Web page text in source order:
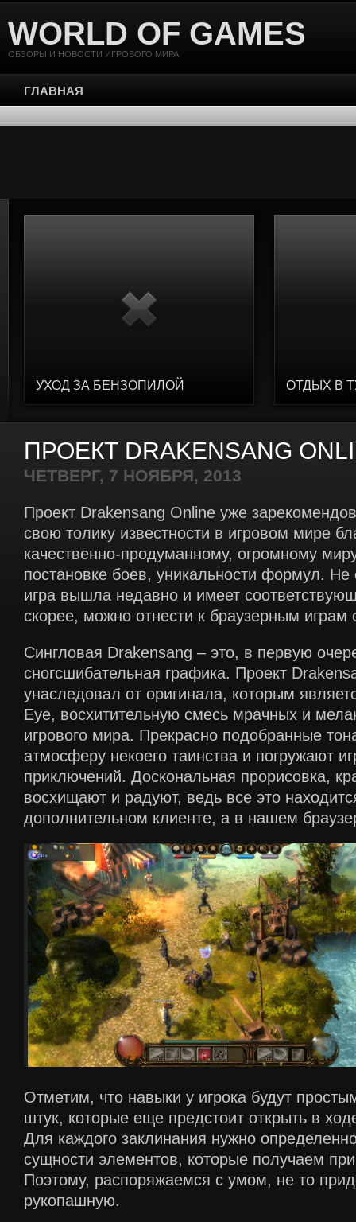
WORLD OF GAMES
ОБЗОРЫ И НОВОСТИ ИГРОВОГО МИРА
ГЛАВНАЯ
УХОД ЗА БЕНЗОПИЛОЙ ОТДЫХ В
ПРОЕКТ DRAKENSANG
ЧЕТВЕРГ, 7 НОЯБРЯ, 2013
Проект Drakensang Online уже
свою толику известности в игровом мире
качественно-продуманному, огромному
постановке боев, уникальности формул. Не
игра вышла недавно и имеет
скорее, можно отнести к браузерным играм
Сингловая Drakensang – это, в первую
сногсшибательная графика. Проект
унаследовал от оригинала, которым
Eye, восхитительную смесь мрачных и
игрового мира. Прекрасно подобранные
атмосферу некоего таинства и погружают
приключений. Доскональная прорисовка,
восхищают и радуют, ведь все это
дополнительном клиенте, а в нашем
Отметим, что навыки у игрока будут
штук, которые еще предстоит открыть в
Для каждого заклинания нужно
сущности элементов, которые получаем
Поэтому, распоряжаемся с умом, не то
рукопашную.